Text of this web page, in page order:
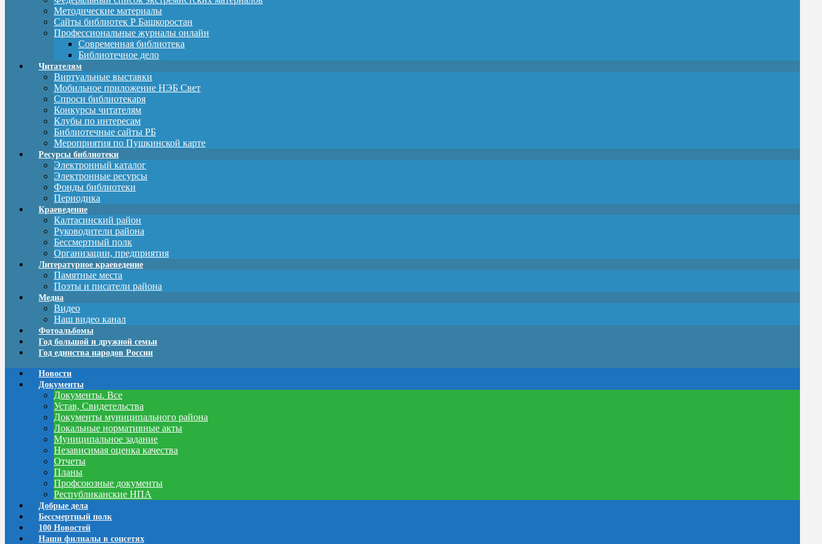
Методические материалы
Сайты библиотек Р Башкоростан
Профессиональные журналы онлайн
Современная библиотека
Библиотечное дело
Читателям
Виртуальные выставки
Мобильное приложение НЭБ Свет
Спроси библиотекаря
Конкурсы читателям
Клубы по интересам
Библиотечные сайты РБ
Мероприятия по Пушкинской карте
Ресурсы библиотеки
Электронный каталог
Электронные ресурсы
Фонды библиотеки
Периодика
Краеведение
Калтасинский район
Руководители района
Бессмертный полк
Организации, предприятия
Литературное краеведение
Памятные места
Поэты и писатели района
Медиа
Видео
Наш видео канал
Фотоальбомы
Год большой и дружной семьи
Год единства народов России
Новости
Документы
Документы. Все
Устав, Свидетельства
Документы муниципального района
Локальные нормативные акты
Муниципальное задание
Независимая оценка качества
Отчеты
Планы
Профсоюзные документы
Республиканские НПА
Добрые дела
Бессмертный полк
100 Новостей
Наши филиалы в соцсетях